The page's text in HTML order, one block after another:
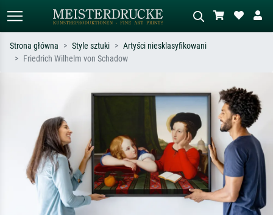
Opisz scenę – np. zielona łąka,
abstrakcja z czerwienią, ciemny olej,
stojący akt obok drzewa.
Strona główna Style sztuki
Artyści niesklasyfikowani
Friedrich Wilhelm von Schadow